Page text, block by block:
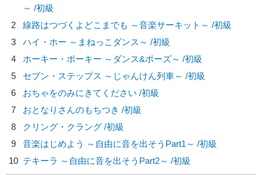
～ /初級
2
線路はつづくよどこまでも ～音楽サーキット～ /初級
3
ハイ・ホー ～まねっこダンス～ /初級
4
ホーキー・ポーキー ～ダンス&ポーズ～ /初級
5
セブン・ステップス ～じゃんけん列車～ /初級
6
おちゃをのみにきてください /初級
7
おとなりさんのもちつき /初級
8
クリング・クラング /初級
9
音楽はじめよう ～自由に音を出そうPart1～ /初級
10 テキーラ ～自由に音を出そうPart2～ /初級